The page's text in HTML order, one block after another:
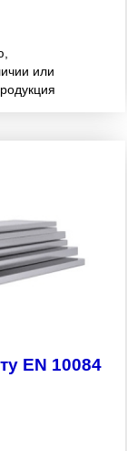
или
EN 10084